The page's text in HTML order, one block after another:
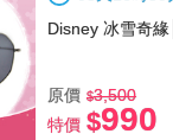
Disney 冰雪奇
原價
3,500
特價
990